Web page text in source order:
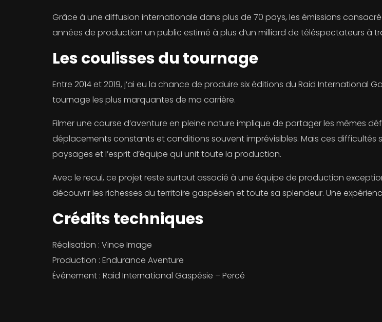
Grâce à une diffusion internationale dans plus de 70 pays, les émissions
années de production un public estimé à plus d’un milliard de téléspectateurs à
Les coulisses du tournage
Entre 2014 et 2019, j’ai eu la chance de produire six éditions du Raid International
tournage les plus marquantes de ma carrière.
Filmer une course d’aventure en pleine nature implique de partager les mêmes
déplacements constants et conditions souvent imprévisibles. Mais ces
paysages et l’esprit d’équipe qui unit toute la production.
Avec le recul, ce projet reste surtout associé à une équipe de production
découvrir les richesses du territoire gaspésien et toute sa splendeur. Une
Crédits techniques
Réalisation : Vince Image
Production : Endurance Aventure
Événement : Raid International Gaspésie – Percé